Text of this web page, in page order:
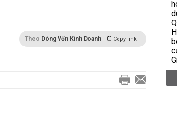
Theo Dòng Vốn Kinh Doanh Copy link